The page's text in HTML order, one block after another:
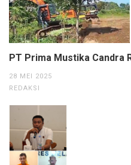
PT Prima Mustika Candra
28 MEI 2025
REDAKSI